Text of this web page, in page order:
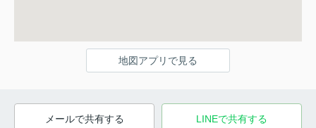
地図アプリで見る
メールで共有する LINEで共有する